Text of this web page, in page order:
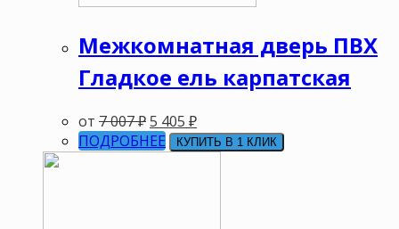
Межкомнатная дверь ПВХ
Гладкое ель карпатская
от 7 007₽5 405 ₽
ПОДРОБНЕЕ
КУПИТЬ В 1 КЛИК